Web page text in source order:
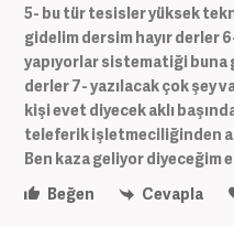
5- bu tür tesisler yüksek
gidelim dersim hayır derler
yapıyorlar sistematiği buna
derler 7- yazılacak çok şey
kişi evet diyecek aklı
teleferik işletmeciliğinden
Ben kaza geliyor diyeceğim
Beğen
Cevapla